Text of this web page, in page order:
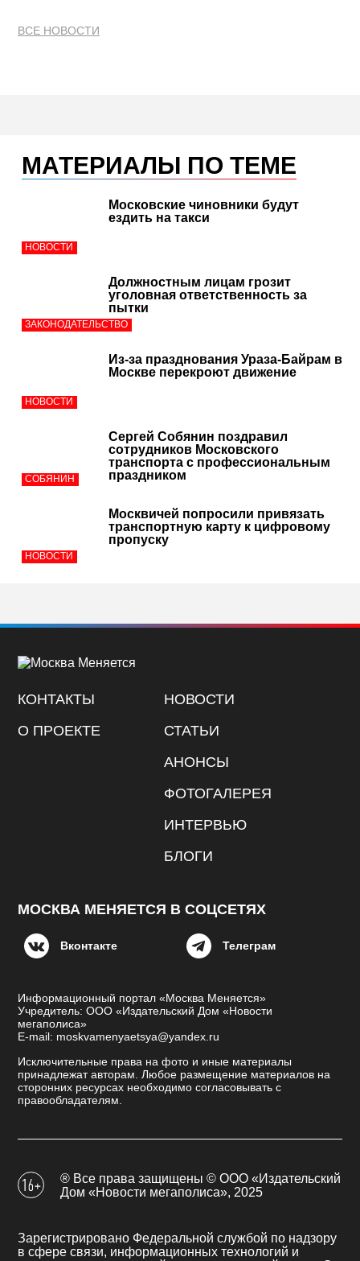
ВСЕ НОВОСТИ
МАТЕРИАЛЫ ПО ТЕМЕ
НОВОСТИ
Московские чиновники будут
ездить на такси
ЗАКОНОДАТЕЛЬСТВО
Должностным лицам грозит
уголовная ответственность за
пытки
НОВОСТИ
Из-за празднования Ураза-Байрам в
Москве перекроют движение
СОБЯНИН
Сергей Собянин поздравил
сотрудников Московского
транспорта с профессиональным
праздником
НОВОСТИ
Москвичей попросили привязать
транспортную карту к цифровому
пропуску
КОНТАКТЫ
О ПРОЕКТЕ
НОВОСТИ
СТАТЬИ
АНОНСЫ
ФОТОГАЛЕРЕЯ
ИНТЕРВЬЮ
БЛОГИ
МОСКВА МЕНЯЕТСЯ В СОЦСЕТЯХ
Вконтакте Телеграм
Информационный портал «Москва Меняется»
Учредитель: ООО «Издательский Дом «Новости
мегаполиса»
E-mail: moskvamenyaetsya@yandex.ru
Исключительные права на фото и иные материалы
принадлежат авторам. Любое размещение материалов на
сторонних ресурсах необходимо согласовывать с
правообладателям.
® Все права защищены © ООО «Издательский
Дом «Новости мегаполиса», 2025
Зарегистрировано Федеральной службой по надзору
в сфере связи, информационных технологий и